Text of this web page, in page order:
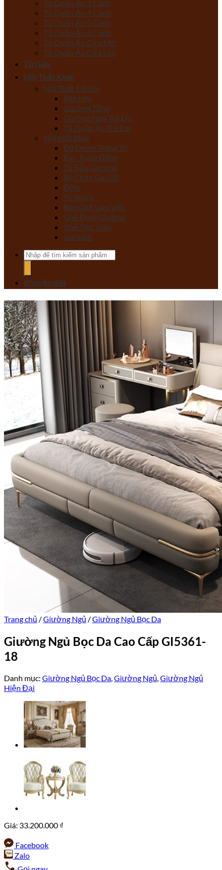
Tủ Quần Áo 3 Cánh
Tủ Quần Áo 4 Cánh
Tủ Quần Áo 5 Cánh
Tủ Quần Áo 6 Cánh
Tủ Quần Áo Cửa Mở
Tủ Quần Áo Cửa Lùa
Tủ Giày
Nội Thất Khác
Nội Thất Trẻ Em
Bàn Học
Giường Tầng
Giường Ngủ Trẻ Em
Tủ Quần Áo Trẻ Em
Nội thất khác
Đồ Decor Trang Trí
Bàn Trang Điểm
Tủ Đầu Giường
Bộ Chăn Ga Gối
Đệm
Tủ Rượu
Bàn Ghế Làm Việc
Ghế Đuôi Giường
Ghế Thư Giãn
Giá Sách
Tìm
kiếm:
Khuyến mãi
Trang chủ /Giường Ngủ /Giường Ngủ Bọc Da
Giường Ngủ Bọc Da Cao Cấp GI5361-
18
Danh mục: Giường Ngủ Bọc Da,Giường Ngủ,Giường Ngủ
Hiện Đại
Giá: 33.200.000 ₫
Facebook
Zalo